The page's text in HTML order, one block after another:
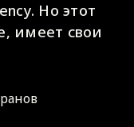
Но этот
имеет свои